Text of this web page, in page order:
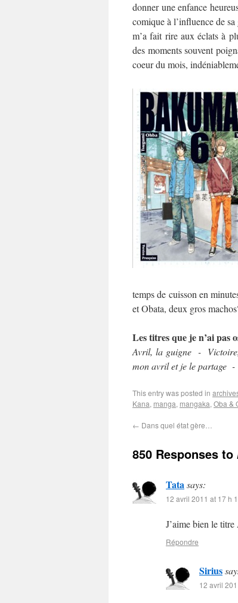
donner une enfance
comique à l’influence de
m’a fait rire aux éclats à
des moments souvent
coeur du mois,
temps de cuisson en
et Obata, deux gros
Les titres que je n’ai pas
Avril, la guigne -
mon avril et je le partage
This entry was posted in
Kana, manga, mangaka, Oba &
← Dans quel état gère…
850 Responses to
Tatasays:
12 avril 2011 at 17 h
J’aime bien le
Répondre
Sirius
12 avril